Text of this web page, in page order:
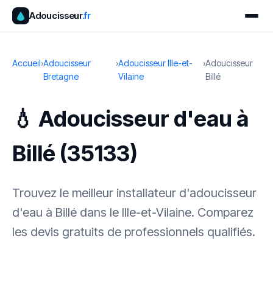
Adoucisseur.fr
Accueil›Adoucisseur
Bretagne
›Adoucisseur Ille-et-
Vilaine
›Adoucisseur
Billé
💧 Adoucisseur d'eau à
Billé (35133)
Trouvez le meilleur installateur d'adoucisseur
d'eau à Billé dans le Ille-et-Vilaine. Comparez
les devis gratuits de professionnels qualifiés.